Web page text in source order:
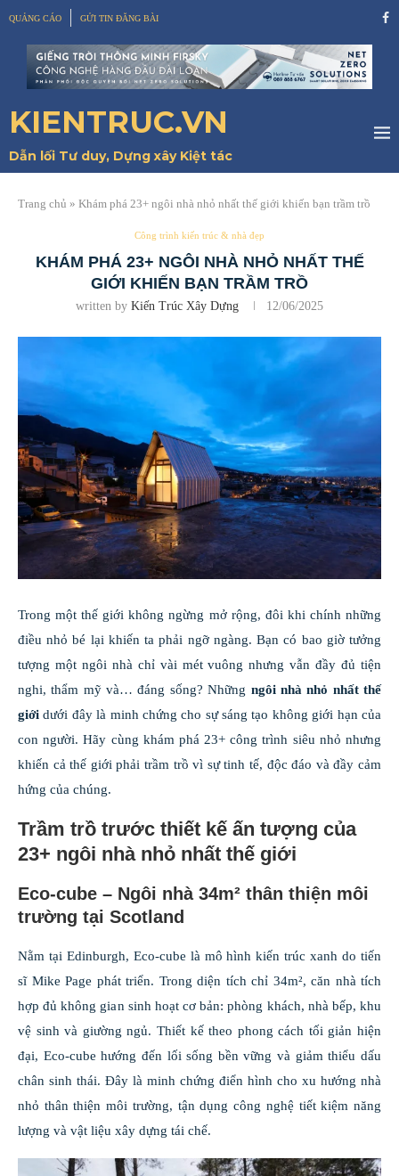
QUẢNG CÁO GỬI TIN ĐĂNG BÀI
KIENTRUC.VN
Dẫn lối Tư duy, Dựng xây Kiệt tác
Trang chủ » Khám phá 23+ ngôi nhà nhỏ nhất thế giới khiến bạn trầm trồ
Công trình kiến trúc & nhà đẹp
KHÁM PHÁ 23+ NGÔI NHÀ NHỎ NHẤT THẾ
GIỚI KHIẾN BẠN TRẦM TRỒ
written by Kiến Trúc Xây Dựng 12/06/2025
Trong một thế giới không ngừng mở rộng, đôi khi chính những
điều nhỏ bé lại khiến ta phải ngỡ ngàng. Bạn có bao giờ tưởng
tượng một ngôi nhà chỉ vài mét vuông nhưng vẫn đầy đủ tiện
nghi, thẩm mỹ và… đáng sống? Những ngôi nhà nhỏ nhất thế
giới dưới đây là minh chứng cho sự sáng tạo không giới hạn của
con người. Hãy cùng khám phá 23+ công trình siêu nhỏ nhưng
khiến cả thế giới phải trầm trồ vì sự tinh tế, độc đáo và đầy cảm
hứng của chúng.
Trầm trồ trước thiết kế ấn tượng của
23+ ngôi nhà nhỏ nhất thế giới
Eco-cube – Ngôi nhà 34m² thân thiện môi
trường tại Scotland
Nằm tại Edinburgh, Eco-cube là mô hình kiến trúc xanh do tiến
sĩ Mike Page phát triển. Trong diện tích chỉ 34m², căn nhà tích
hợp đủ không gian sinh hoạt cơ bản: phòng khách, nhà bếp, khu
vệ sinh và giường ngủ. Thiết kế theo phong cách tối giản hiện
đại, Eco-cube hướng đến lối sống bền vững và giảm thiểu dấu
chân sinh thái. Đây là minh chứng điển hình cho xu hướng nhà
nhỏ thân thiện môi trường, tận dụng công nghệ tiết kiệm năng
lượng và vật liệu xây dựng tái chế.